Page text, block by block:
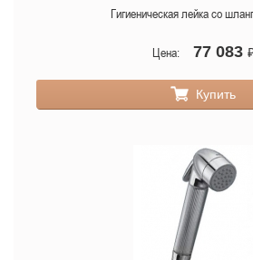
Гигиеническая лейка со
Цена: 77 083
Купить